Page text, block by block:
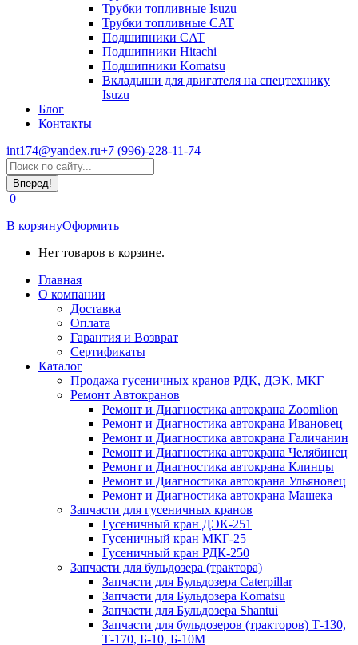
Трубки топливные Isuzu
Трубки топливные CAT
Подшипники CAT
Подшипники Hitachi
Подшипники Komatsu
Вкладыши для двигателя на спецтехнику
Isuzu
Блог
Контакты
int174@yandex.ru+7 (996)-228-11-74
Страница
WhatsApp
открывается
в
новом
окне
Поиск:
0
В корзинуОформить
Нет товаров в корзине.
Главная
О компании
Доставка
Оплата
Гарантия и Возврат
Сертификаты
Каталог
Продажа гусеничных кранов РДК, ДЭК, МКГ
Ремонт Автокранов
Ремонт и Диагностика автокрана Zoomlion
Ремонт и Диагностика автокрана Ивановец
Ремонт и Диагностика автокрана Галичанин
Ремонт и Диагностика автокрана Челябинец
Ремонт и Диагностика автокрана Клинцы
Ремонт и Диагностика автокрана Ульяновец
Ремонт и Диагностика автокрана Машека
Запчасти для гусеничных кранов
Гусеничный кран ДЭК-251
Гусеничный кран МКГ-25
Гусеничный кран РДК-250
Запчасти для бульдозера (трактора)
Запчасти для Бульдозера Caterpillar
Запчасти для Бульдозера Komatsu
Запчасти для Бульдозера Shantui
Запчасти для бульдозеров (тракторов) Т-130,
Т-170, Б-10, Б-10М